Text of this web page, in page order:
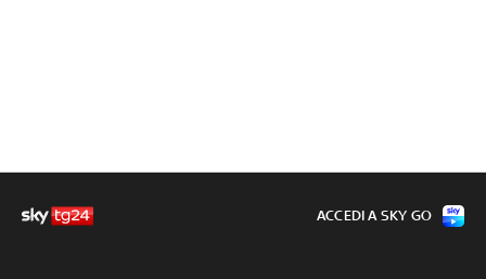
ACCEDI A SKY GO